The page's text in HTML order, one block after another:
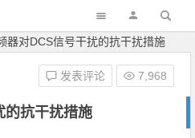
器对DCS信号干扰的抗干扰措施
的抗干扰措施
发表评论 7,968